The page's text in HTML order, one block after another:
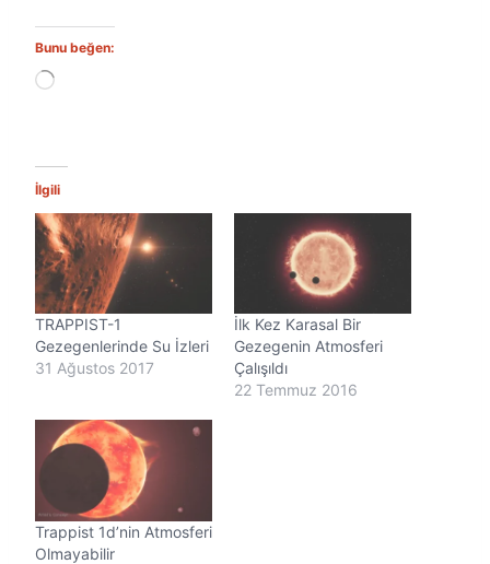
Bunu beğen:
Y
n
y
o
r
.
.
İlgili
TRAPPIST-1
Gezegenlerinde Su İzleri
31 Ağustos 2017
İlk Kez Karasal Bir
Gezegenin Atmosferi
Çalışıldı
22 Temmuz 2016
Trappist 1d’nin Atmosferi
Olmayabilir